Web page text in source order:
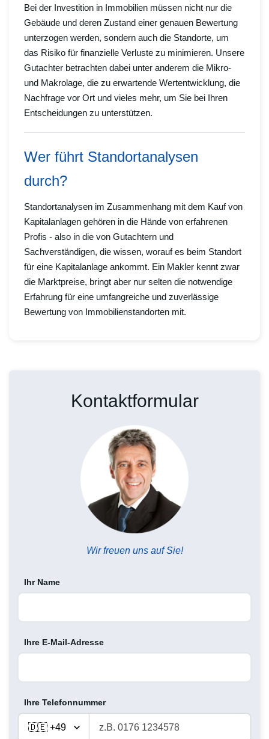
Bei der Investition in Immobilien müssen nicht nur die
Gebäude und deren Zustand einer genauen Bewertung
unterzogen werden, sondern auch die Standorte, um
das Risiko für finanzielle Verluste zu minimieren. Unsere
Gutachter betrachten dabei unter anderem die Mikro-
und Makrolage, die zu erwartende Wertentwicklung, die
Nachfrage vor Ort und vieles mehr, um Sie bei Ihren
Entscheidungen zu unterstützen.
Wer führt Standortanalysen
durch?
Standortanalysen im Zusammenhang mit dem Kauf von
Kapitalanlagen gehören in die Hände von erfahrenen
Profis - also in die von Gutachtern und
Sachverständigen, die wissen, worauf es beim Standort
für eine Kapitalanlage ankommt. Ein Makler kennt zwar
die Marktpreise, bringt aber nur selten die notwendige
Erfahrung für eine umfangreiche und zuverlässige
Bewertung von Immobilienstandorten mit.
Kontaktformular
Wir freuen uns auf Sie!
Ihr Name
Ihre E-Mail-Adresse
Ihre Telefonnummer